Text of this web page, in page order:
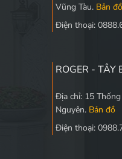
Vũng Tàu. Bản đồ
Điện thoại:
ROGER - TÂY
Địa chỉ: 15
Nguyên. Bản đồ
Điện thoại: